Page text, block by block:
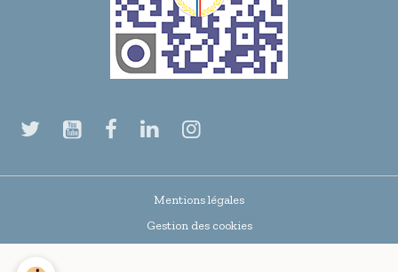
Mentions légales
Gestion des cookies